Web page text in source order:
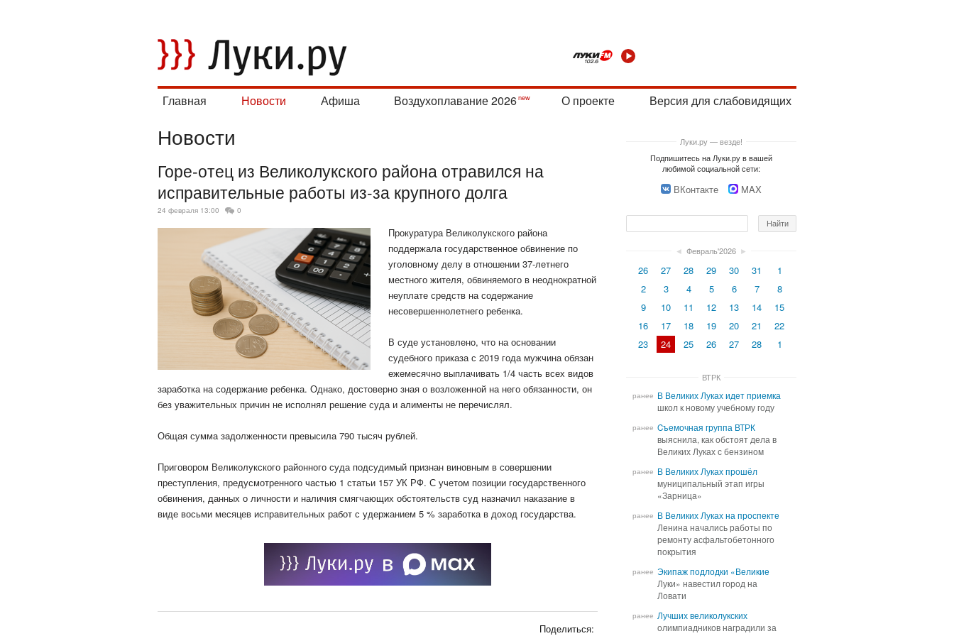
Главная Новости Афиша Воздухоплавание 2026 О проекте Версия для слабовидящих
Новости
Горе-отец из Великолукского района отравился на
исправительные работы из-за крупного долга
24 февраля 13:00 0
Прокуратура Великолукского района
поддержала государственное обвинение по
уголовному делу в отношении 37-летнего
местного жителя, обвиняемого в неоднократной
неуплате средств на содержание
несовершеннолетнего ребенка.
В суде установлено, что на основании
судебного приказа с 2019 года мужчинаобязан
ежемесячно выплачивать 1/4 часть всех видов
заработка на содержание ребенка. Однако, достоверно зная о возложенной на него обязанности, он
без уважительных причин не исполнял решение суда и алименты не перечислял.
Общая сумма задолженности превысила 790 тысяч рублей.
Приговором Великолукского районного суда подсудимый признан виновным в совершении
преступления, предусмотренного частью 1 статьи 157 УК РФ. С учетом позиции государственного
обвинения, данных о личности и наличия смягчающих обстоятельств суд назначил наказание в
виде восьми месяцев исправительных работ с удержанием 5 % заработка в доход государства.
Поделиться:
Луки.ру — везде!
Подпишитесь на Луки.ру в вашей
любимой социальной сети:
ВКонтакте MAX
◄ Февраль'2026 ►
26 27 28 29 30 31
1
2
3 4 5 6 7
8
9
10 11 12 13 14
15
16
17 18 19 20 21
22
23
24 25 26 27 28 1
ВТРК
ранее В Великих Луках идет приемка
школ к новому учебному году
В Великих Луках идет приемка
школ к новому учебному году
ранее Cъемочная группа ВТРК
выяснила, как обстоят дела в
Великих Луках с бензином
Cъемочная группа ВТРК
выяснила, как обстоят дела в
Великих Луках с бензином
ранее В Великих Луках прошёл
муниципальный этап игры
«Зарница»
В Великих Луках прошёл
муниципальный этап игры
«Зарница»
ранее В Великих Луках на проспекте
Ленина начались работы по
ремонту асфальтобетонного
покрытия
В Великих Луках на проспекте
Ленина начались работы по
ремонту асфальтобетонного
покрытия
ранее Экипаж подлодки «Великие
Луки» навестил город на
Ловати
Экипаж подлодки «Великие
Луки» навестил город на
Ловати
ранее Лучших великолукских
олимпиадников наградили за
Лучших великолукских
олимпиадников наградили за